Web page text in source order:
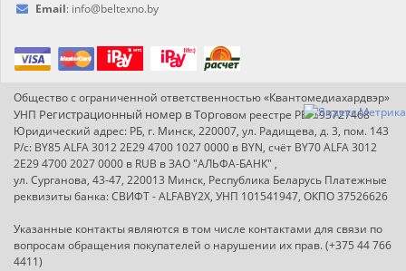
Email: info@beltexno.by
Общество с ограниченной ответственностью «Квантомедиахардвэр»
УНП Регистрационный номер в Торговом реестре РБ: 193727468
Юридический адрес: РБ, г. Минск, 220007, ул. Радищева, д. 3, пом. 143
Р/с: BY85 ALFA 3012 2E29 4700 1027 0000 в BYN, счёт BY70 ALFA 3012
2E29 4700 2027 0000 в RUB в ЗАО "АЛЬФА-БАНК" ,
ул. Сурганова, 43-47, 220013 Минск, Республика Беларусь Платежные
реквизиты банка: СВИФТ - ALFABY2X, УНП 101541947, ОКПО 37526626
Указанные контакты являются в том числе контактами для связи по
вопросам обращения покупателей о нарушении их прав. (+375 44 766
4411)